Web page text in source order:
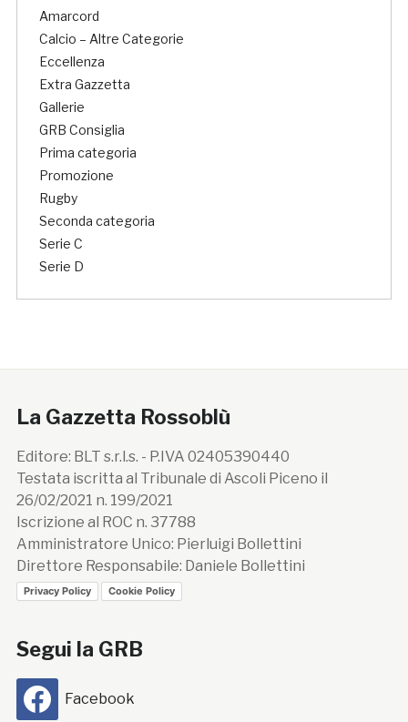
Amarcord
Calcio – Altre Categorie
Eccellenza
Extra Gazzetta
Gallerie
GRB Consiglia
Prima categoria
Promozione
Rugby
Seconda categoria
Serie C
Serie D
La Gazzetta Rossoblù
Editore: BLT s.r.l.s. - P.IVA 02405390440
Testata iscritta al Tribunale di Ascoli Piceno il
26/02/2021 n. 199/2021
Iscrizione al ROC n. 37788
Amministratore Unico: Pierluigi Bollettini
Direttore Responsabile: Daniele Bollettini
Privacy Policy Cookie Policy
Segui la GRB
Facebook